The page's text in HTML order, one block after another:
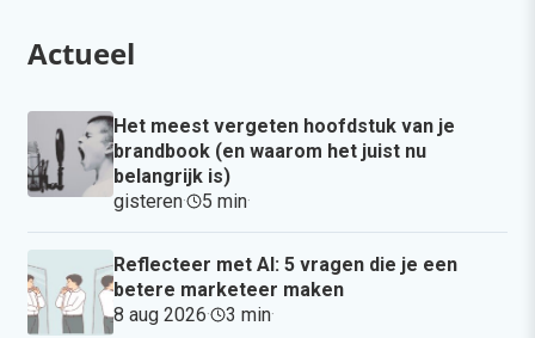
Actueel
Het meest vergeten hoofdstuk van je
brandbook (en waarom het juist nu
belangrijk is)
gisteren· 5 min·
Reflecteer met AI: 5 vragen die je een
betere marketeer maken
8 aug 2026· 3 min·